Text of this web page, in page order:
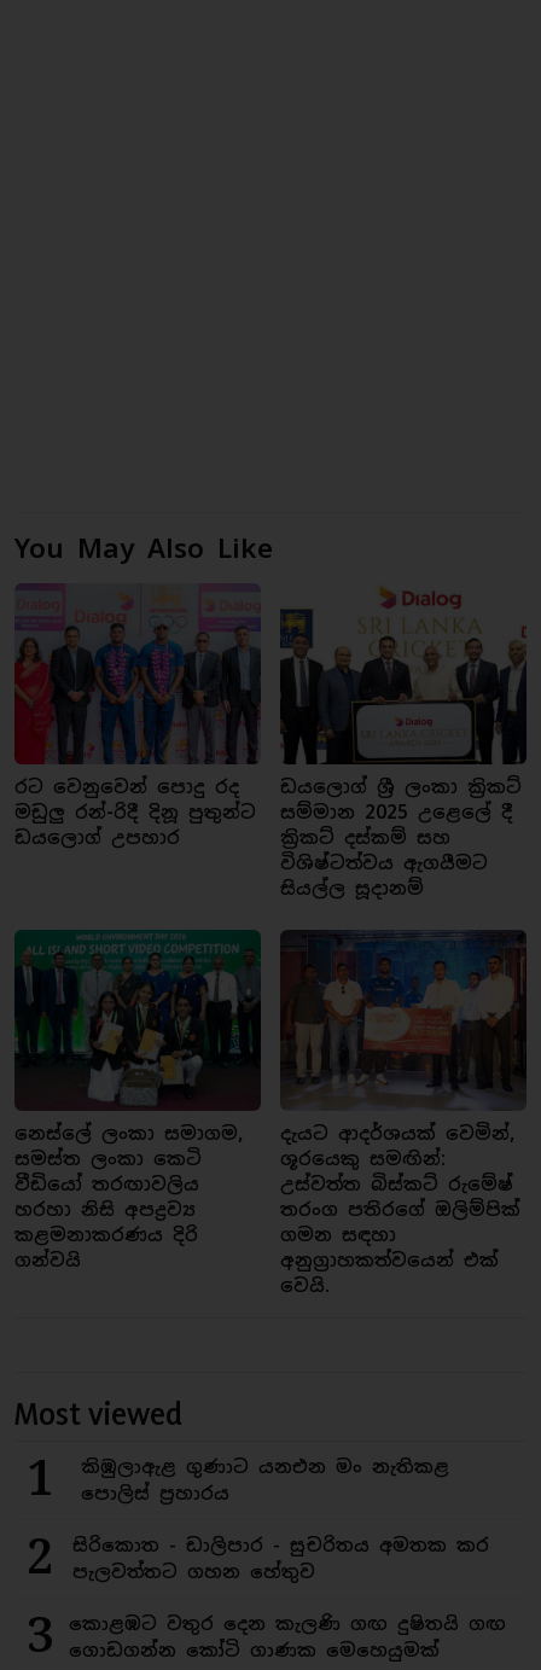
You May Also Like
රට වෙනුවෙන් පොදු රද
මඩුලු රන්-රිදී දිනූ පුතුන්ට
ඩයලොග් උපහාර
ඩයලොග් ශ්‍රී ලංකා ක්‍රිකට්
සම්මාන 2025 උළෙලේ දී
ක්‍රිකට් දස්කම් සහ
විශිෂ්ටත්වය ඇගයීමට
සියල්ල සූදානම්
නෙස්ලේ ලංකා සමාගම,
සමස්ත ලංකා කෙටි
වීඩියෝ තරඟාවලිය
හරහා නිසි අපද්‍රව්‍ය
කළමනාකරණය දිරි
ගන්වයි
දැයට ආදර්ශයක් වෙමින්,
ශූරයෙකු සමඟින්:
උස්වත්ත බිස්කට් රුමේෂ්
තරංග පතිරගේ ඔලිම්පික්
ගමන සඳහා
අනුග්‍රාහකත්වයෙන් එක්
වෙයි.
Most viewed
1
කිඹුලාඇළ ගුණාට යනඑන මං නැතිකළ
පොලිස් ප්‍රහාරය
2
සිරිකොත - ඩාලිපාර - සුචරිතය අමතක කර
පැලවත්තට ගහන හේතුව
3
කොළඹට වතුර දෙන කැලණි ගඟ දුෂිතයි ගඟ
ගොඩගන්න කෝටි ගාණක මෙහෙයුමක්